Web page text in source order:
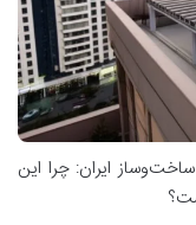
ایران: چرا این